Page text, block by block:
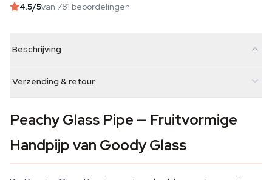
4.5/5van 781 beoordelingen
Beschrijving
Verzending & retour
Peachy Glass Pipe — Fruitvormige
Handpijp van Goody Glass